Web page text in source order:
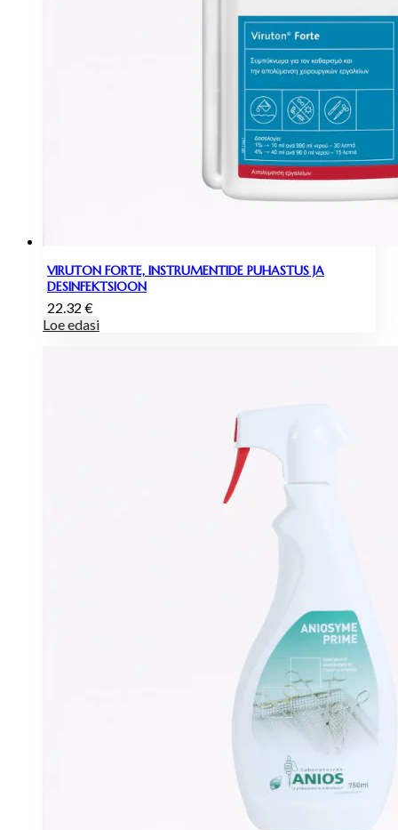
VIRUTON FORTE, INSTRUMENTIDE PUHASTUS JA
DESINFEKTSIOON
22.32 €
Loe edasi